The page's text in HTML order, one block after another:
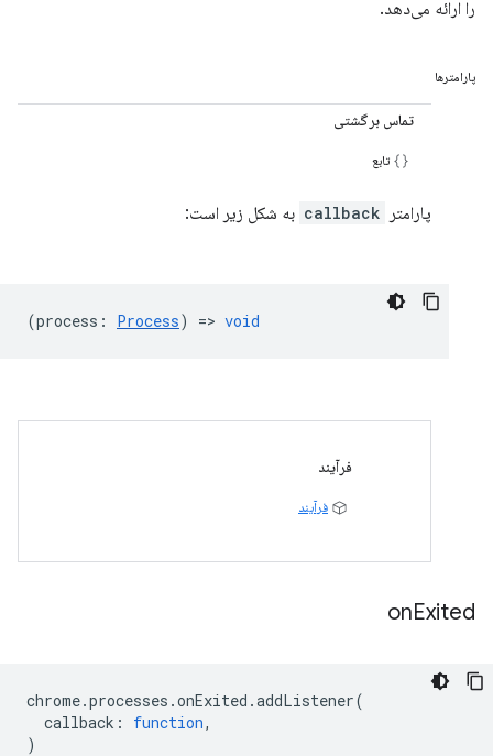
را ارائه می‌دهد.
پارامترها
تماس برگشتی
تابع
پارامتر callback به شکل زیر است:
(process : Process) => void
فرآیند
فرآیند
onExited
chrome.processes .onExited .addListener(
callback : function,
)